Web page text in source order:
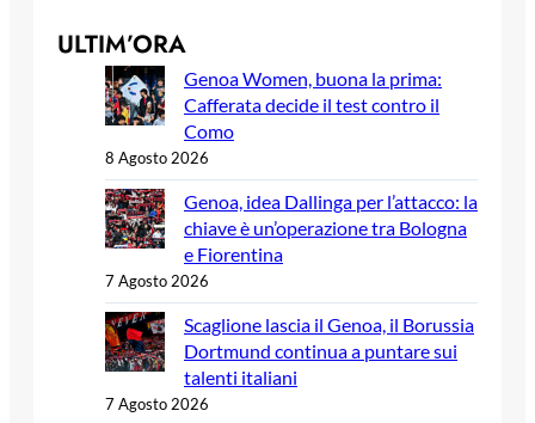
ULTIM’ORA
Genoa Women, buona la prima:
Cafferata decide il test contro il
Como
8 Agosto 2026
Genoa, idea Dallinga per l’attacco: la
chiave è un’operazione tra Bologna
e Fiorentina
7 Agosto 2026
Scaglione lascia il Genoa, il Borussia
Dortmund continua a puntare sui
talenti italiani
7 Agosto 2026